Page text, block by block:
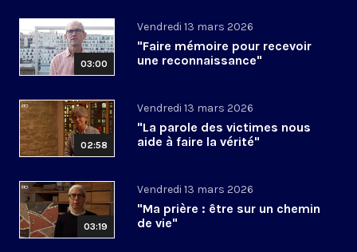
03:00
Vendredi 13 mars 2026
"Faire mémoire pour recevoir
une reconnaissance"
02:58
Vendredi 13 mars 2026
"La parole des victimes nous
aide à faire la vérité"
03:19
Vendredi 13 mars 2026
"Ma prière : être sur un chemin
de vie"